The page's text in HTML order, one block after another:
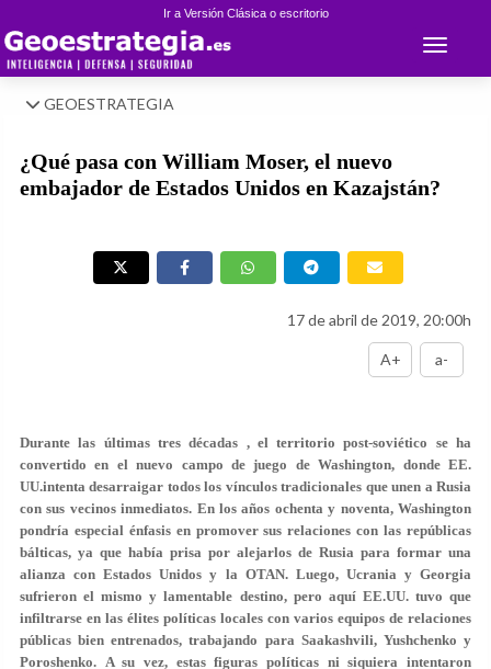
Ir a Versión Clásica o escritorio
Toggle
GEOESTRATEGIA
¿Qué pasa con William Moser, el nuevo
embajador de Estados Unidos en Kazajstán?
17 de abril de 2019, 20:00h
A+ a-
Durante las últimas tres décadas , el territorio post-soviético se ha
convertido en el nuevo campo de juego de Washington, donde EE.
UU.intenta desarraigar todos los vínculos tradicionales que unen a Rusia
con sus vecinos inmediatos. En los años ochenta y noventa, Washington
pondría especial énfasis en promover sus relaciones con las repúblicas
bálticas, ya que había prisa por alejarlos de Rusia para formar una
alianza con Estados Unidos y la OTAN. Luego, Ucrania y Georgia
sufrieron el mismo y lamentable destino, pero aquí EE.UU. tuvo que
infiltrarse en las élites políticas locales con varios equipos de relaciones
públicas bien entrenados, trabajando para Saakashvili, Yushchenko y
Poroshenko. A su vez, estas figuras políticas ni siquiera intentaron